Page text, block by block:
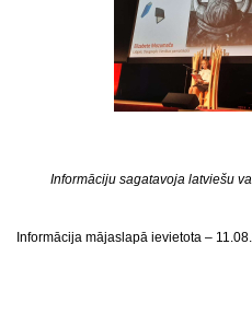
Informāciju sagatavoja latviešu
Informācija mājaslapā ievietota –